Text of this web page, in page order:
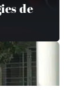
de